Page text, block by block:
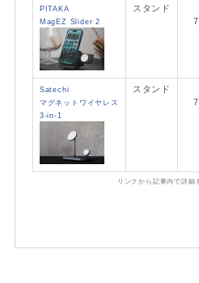
PITAKA
MagEZ Slider 2
スタンド
Satechi
マグネットワイヤレス
3-in-1
スタンド
リンクから記事内で詳細